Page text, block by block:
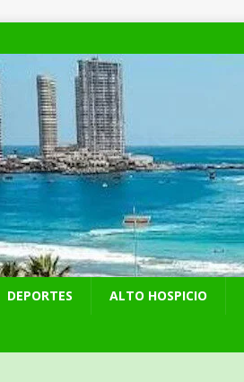
DEPORTES ALTO HOSPICIO